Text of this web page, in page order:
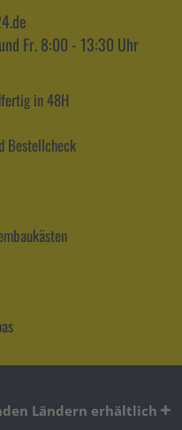
Fr. 8:00 - 13:30 Uhr
in 48H
Bestellcheck
Ländern erhältlich